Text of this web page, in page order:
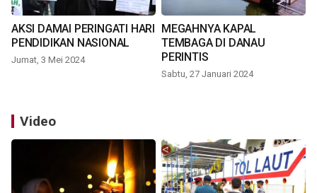
AKSI DAMAI PERINGATI HARI
PENDIDIKAN NASIONAL
Jumat, 3 Mei 2024
MEGAHNYA KAPAL
TEMBAGA DI DANAU
PERINTIS
Sabtu, 27 Januari 2024
Video